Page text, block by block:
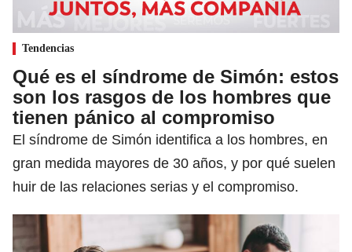
Tendencias
Qué es el síndrome de Simón: estos
son los rasgos de los hombres que
tienen pánico al compromiso
El síndrome de Simón identifica a los hombres, en
gran medida mayores de 30 años, y por qué suelen
huir de las relaciones serias y el compromiso.